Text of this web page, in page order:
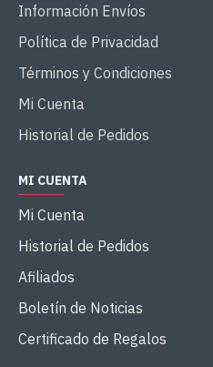
Información Envíos
Política de Privacidad
Términos y Condiciones
Mi Cuenta
Historial de Pedidos
MI CUENTA
Mi Cuenta
Historial de Pedidos
Afiliados
Boletín de Noticias
Certificado de Regalos